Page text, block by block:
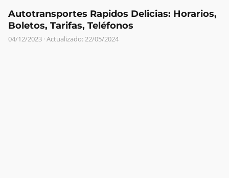
Autotransportes Rapidos Delicias: Horarios,
Boletos, Tarifas, Teléfonos
04/12/2023 · Actualizado: 22/05/2024